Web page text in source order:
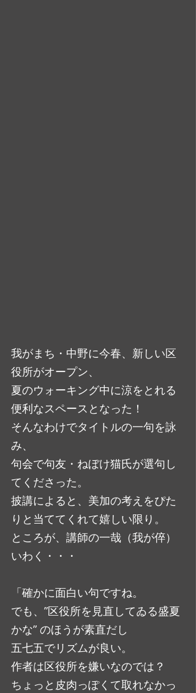
我がまち・中野に今春、新しい区
役所がオープン、
夏のウォーキング中に涼をとれる
便利なスペースとなった！
そんなわけでタイトルの一句を詠
み、
句会で句友・ねぼけ猫氏が選句し
てくださった。
披講によると、美加の考えをぴた
りと当ててくれて嬉しい限り。
ところが、講師の一哉（我が倅）
いわく・・・
「確かに面白い句ですね。
でも、”区役所を見直してゐる盛夏
かな” のほうが素直だし
五七五でリズムが良い。
作者は区役所を嫌いなのでは？
ちょっと皮肉っぽくて取れなかっ